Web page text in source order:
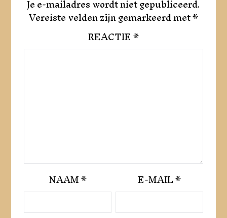
Vereiste velden zijn gemarkeerd met*
REACTIE*
NAAM* E-MAIL*